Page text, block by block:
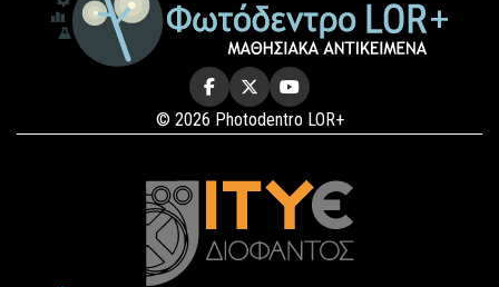
© 2026 Photodentro LOR+